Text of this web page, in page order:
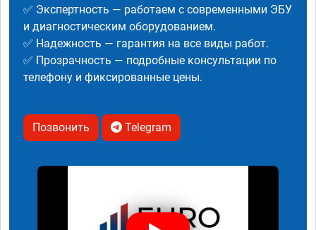
✅ Экспертность — работаем с современными ЭБУ
и диагностическим оборудованием.
✅ Надежность — гарантия на все виды работ.
✅ Прозрачность — подробные консультации по
телефону и фиксированные цены.
Позвонить Telegram